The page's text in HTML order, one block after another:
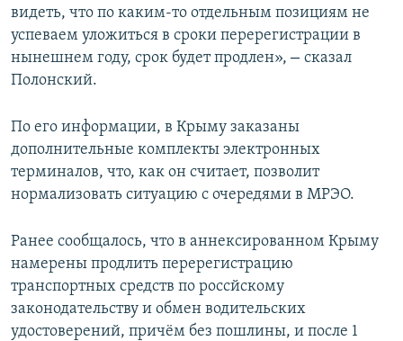
видеть, что по каким-то отдельным позициям не
успеваем уложиться в сроки перерегистрации в
нынешнем году, срок будет продлен», – сказал
Полонский.
По его информации, в Крыму заказаны
дополнительные комплекты электронных
терминалов, что, как он считает, позволит
нормализовать ситуацию с очередями в МРЭО.
Ранее сообщалось, что в аннексированном Крыму
намерены продлить перерегистрацию
транспортных средств по россйскому
законодательству и обмен водительских
удостоверений, причём без пошлины, и после 1